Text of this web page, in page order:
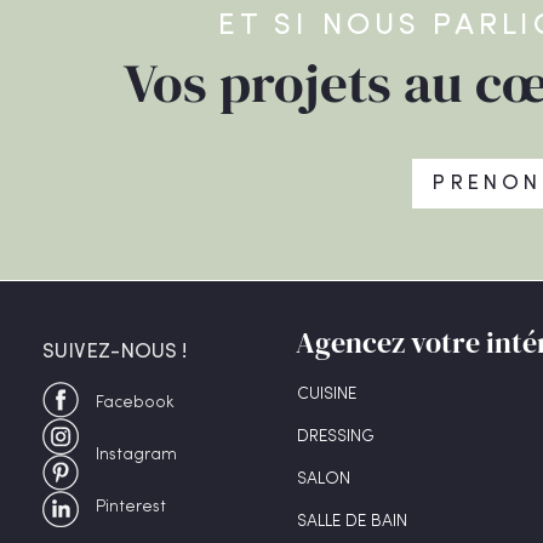
ET SI NOUS
Vos projets au
SUIVEZ-NOUS !
Facebook
Instagram
Pinterest
Agencez votre
CUISINE
DRESSING
SALON
SALLE DE BAIN